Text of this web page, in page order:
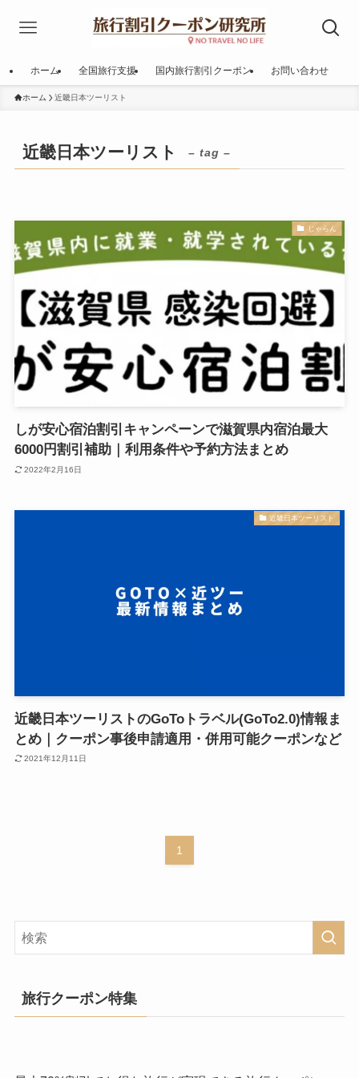
ホーム 全国旅行支援 国内旅行割引クーポン お問い合わせ
ホーム 近畿日本ツーリスト
近畿日本ツーリスト – tag –
じゃらん
しが安心宿泊割引キャンペーンで滋賀県内宿泊最大
6000円割引補助｜利用条件や予約方法まとめ
2022年2月16日
近畿日本ツーリスト
近畿日本ツーリストのGoToトラベル(GoTo2.0)情報ま
とめ｜クーポン事後申請適用・併用可能クーポンなど
2021年12月11日
1
旅行クーポン特集